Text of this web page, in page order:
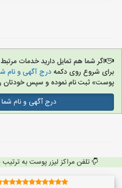
اگر شما هم تمایل دارید خدمات
برای شروع روی دکمهدرج آگهی و نام
پوست» ثبت نام نموده و سپس خودتان
درج آگهی و نام
تلفن مراکز لیزر پوست به